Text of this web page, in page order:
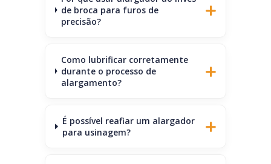
de broca para furos de
precisão?
Como lubrificar corretamente
durante o processo de
alargamento?
É possível reafiar um alargador
para usinagem?